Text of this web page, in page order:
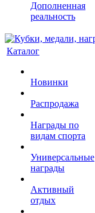
Дополненная
реальность
Каталог
Новинки
Распродажа
Награды по
видам спорта
Универсальные
награды
Активный
отдых